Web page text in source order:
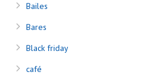
Bailes
Bares
Black friday
café